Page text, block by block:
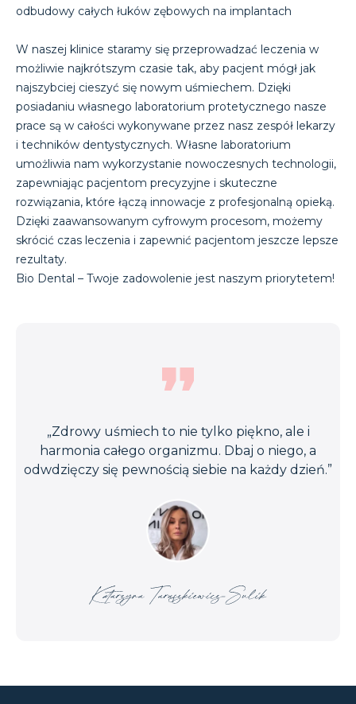
odbudowy całych łuków zębowych na implantach
W naszej klinice staramy się przeprowadzać leczenia w
możliwie najkrótszym czasie tak, aby pacjent mógł jak
najszybciej cieszyć się nowym uśmiechem. Dzięki
posiadaniu własnego laboratorium protetycznego nasze
prace są w całości wykonywane przez nasz zespół lekarzy
i techników dentystycznych. Własne laboratorium
umożliwia nam wykorzystanie nowoczesnych technologii,
zapewniając pacjentom precyzyjne i skuteczne
rozwiązania, które łączą innowacje z profesjonalną opieką.
Dzięki zaawansowanym cyfrowym procesom, możemy
skrócić czas leczenia i zapewnić pacjentom jeszcze lepsze
rezultaty.
Bio Dental – Twoje zadowolenie jest naszym priorytetem!
„Zdrowy uśmiech to nie tylko piękno, ale i
harmonia całego organizmu. Dbaj o niego, a
odwdzięczy się pewnością siebie na każdy dzień.”